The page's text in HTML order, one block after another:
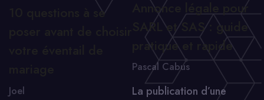
10 questions à se
Joel
Annonce légale pour
SARL et SAS : guide
pratique et rapide
Pascal Cabus
La publication d’une